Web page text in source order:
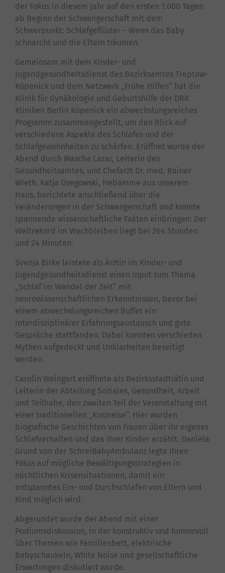
der Fokus in diesem Jahr auf den ersten 1.000 Tagen
ab Beginn der Schwangerschaft mit dem
Schwerpunkt: Schlafgeflüster – Wenn das Baby
schnarcht und die Eltern träumen.
Gemeinsam mit dem Kinder- und
Jugendgesundheitsdienst des Bezirksamtes Treptow-
Köpenick und dem Netzwerk „Frühe Hilfen“ hat die
Klinik für Gynäkologie und Geburtshilfe der DRK
Kliniken Berlin Köpenick ein abwechslungsreiches
Programm zusammengestellt, um den Blick auf
verschiedene Aspekte des Schlafes und der
Schlafgewohnheiten zu schärfen. Eröffnet wurde der
Abend durch Mascha Lazar, Leiterin des
Gesundheitsamtes, und Chefarzt Dr. med. Rainer
Wieth. Katja Ozegowski, Hebamme aus unserem
Haus, berichtete anschließend über die
Veränderungen in der Schwangerschaft und konnte
spannende wissenschaftliche Fakten einbringen: Der
Weltrekord im Wachbleiben liegt bei 264 Stunden
und 24 Minuten.
Svenja Birke leistete als Ärztin im Kinder- und
Jugendgesundheitsdienst einen Input zum Thema
„Schlaf im Wandel der Zeit“ mit
neurowissenschaftlichen Erkenntnissen, bevor bei
einem abwechslungsreichen Buffet ein
interdisziplinärer Erfahrungsaustausch und gute
Gespräche stattfanden. Dabei konnten verschieden
Mythen aufgedeckt und Unklarheiten beseitigt
werden.
Carolin Weingart eröffnete als Bezirksstadträtin und
Leiterin der Abteilung Soziales, Gesundheit, Arbeit
und Teilhabe, den zweiten Teil der Veranstaltung mit
einer traditionellen „Kurzreise“. Hier wurden
biografische Geschichten von Frauen über ihr eigenes
Schlafverhalten und das ihrer Kinder erzählt. Daniela
Grund von der SchreiBabyAmbulanz legte Ihren
Fokus auf mögliche Bewältigungsstrategien in
nächtlichen Krisensituationen, damit ein
entspanntes Ein- und Durchschlafen von Eltern und
Kind möglich wird.
Abgerundet wurde der Abend mit einer
Podiumsdiskussion, in der konstruktiv und humorvoll
über Themen wie Familienbett, elektrische
Babyschaukeln, White Noise und gesellschaftliche
Erwartungen diskutiert wurde.